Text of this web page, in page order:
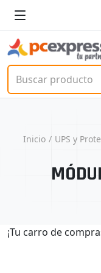
Inicio UPS y
¡Tu carro de